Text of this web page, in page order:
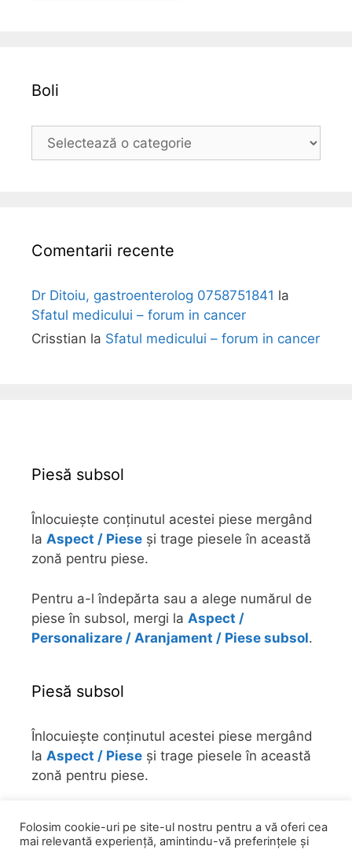
Boli
Comentarii recente
Dr Ditoiu, gastroenterolog 0758751841 la
Sfatul medicului – forum in cancer
Crisstian la Sfatul medicului – forum in cancer
Piesă subsol
Înlocuiește conținutul acestei piese mergând
la Aspect / Piese și trage piesele în această
zonă pentru piese.
Pentru a-l îndepărta sau a alege numărul de
piese în subsol, mergi la Aspect /
Personalizare / Aranjament / Piese subsol.
Piesă subsol
Înlocuiește conținutul acestei piese mergând
la Aspect / Piese și trage piesele în această
zonă pentru piese.
piese în subsol, mergi laAspect /
Folosim cookie-uri pe site-ul nostru pentru a vă oferi cea
mai relevantă experiență, amintindu-vă preferințele și